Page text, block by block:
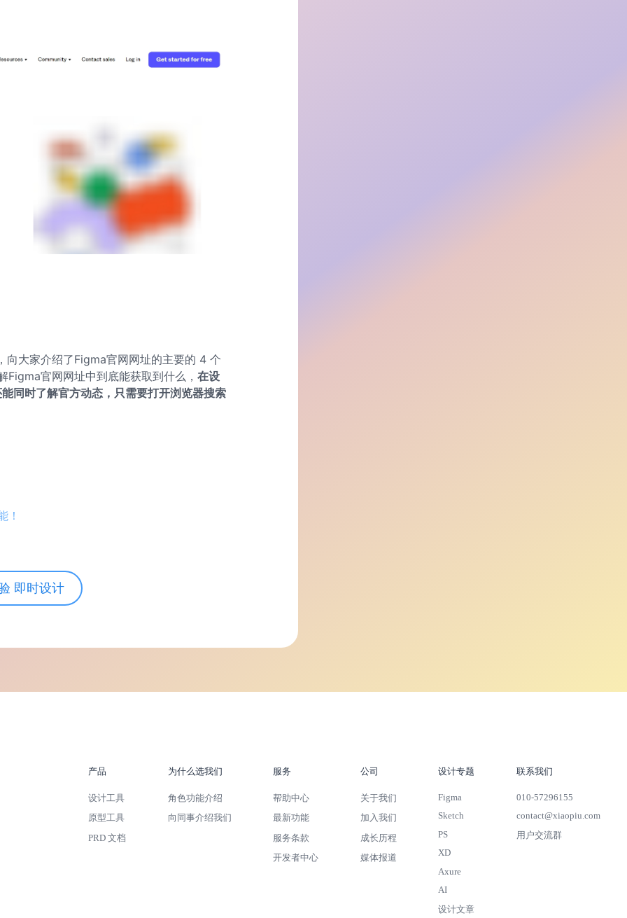
向大家介绍了Figma官网网址的主要的 4 个
官网网址中到底能获取到什么， 在设
同时了解官方动态，只需要打开浏览器搜索
！
即时设计
产品
设计工具
原型工具
PRD 文档
为什么选我们
角色功能介绍
向同事介绍我们
服务
帮助中心
最新功能
服务条款
开发者中心
公司
关于我们
加入我们
成长历程
媒体报道
设计专题
Figma
Sketch
PS
XD
Axure
AI
设计文章
联系我们
010-57296155
contact@xiaopiu.com
用户交流群